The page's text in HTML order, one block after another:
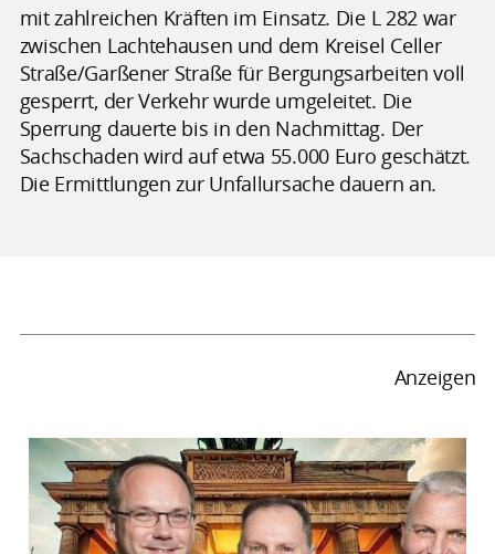
mit zahlreichen Kräften im Einsatz. Die L 282 war
zwischen Lachtehausen und dem Kreisel Celler
Straße/Garßener Straße für Bergungsarbeiten voll
gesperrt, der Verkehr wurde umgeleitet. Die
Sperrung dauerte bis in den Nachmittag. Der
Sachschaden wird auf etwa 55.000 Euro geschätzt.
Die Ermittlungen zur Unfallursache dauern an.
Anzeigen